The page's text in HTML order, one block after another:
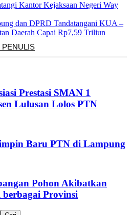
Kantor Kejaksaan Negeri Way
dan DPRD Tandatangani KUA –
Daerah Capai Rp7,59 Triliun
PENULIS
Prestasi SMAN 1
Lulusan Lolos PTN
Baru PTN di Lampung
Pohon Akibatkan
Provinsi